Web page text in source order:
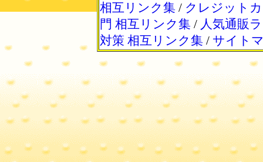
相互リンク集 / クレジット
門 相互リンク集 / 人気通販
対策 相互リンク集 / サイト